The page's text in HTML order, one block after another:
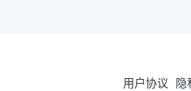
用户协议 隐